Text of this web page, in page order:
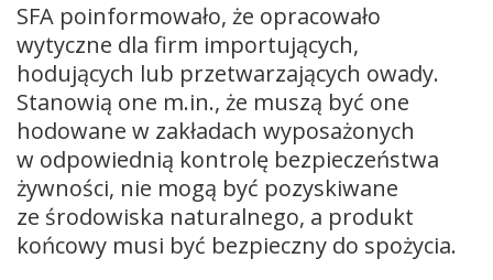
SFA poinformowało, że opracowało
wytyczne dla firm importujących,
hodujących lub przetwarzających owady.
Stanowią one m.in., że muszą być one
hodowane w zakładach wyposażonych
w odpowiednią kontrolę bezpieczeństwa
żywności, nie mogą być pozyskiwane
ze środowiska naturalnego, a produkt
końcowy musi być bezpieczny do spożycia.